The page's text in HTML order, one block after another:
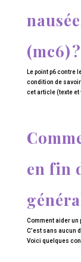
(mc6) ?
Le point p6 contre
condition de
cet article (texte et
en fin
Comment aider un
C’est sans aucun
Voici quelques